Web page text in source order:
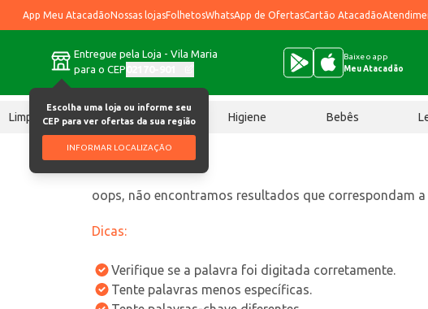
App Meu AtacadãoNossas lojasFolhetosWhatsApp de OfertasCartão Atacadão
Entregue pela Loja - Vila Maria
para o CEP
Escolha uma loja ou informe seu
CEP para ver ofertas da sua região
INFORMAR LOCALIZAÇÃO
Baixe o app
Meu Atacadão
Limpeza Chocolates Higiene Bebês
oops, não encontramos resultados que correspondam a
Dicas:
Verifique se a palavra foi digitada corretamente.
Tente palavras menos específicas.